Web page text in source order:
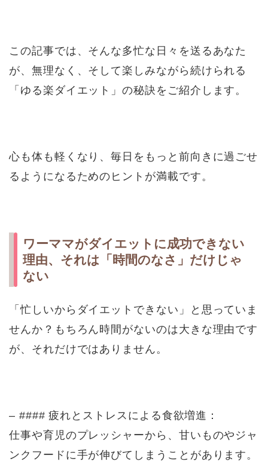
この記事では、そんな多忙な日々を送るあなた
が、無理なく、そして楽しみながら続けられる
「ゆる楽ダイエット」の秘訣をご紹介します。
心も体も軽くなり、毎日をもっと前向きに過ごせ
るようになるためのヒントが満載です。
ワーママがダイエットに成功できない
理由、それは「時間のなさ」だけじゃ
ない
「忙しいからダイエットできない」と思っていま
せんか？もちろん時間がないのは大きな理由です
が、それだけではありません。
– #### 疲れとストレスによる食欲増進：
仕事や育児のプレッシャーから、甘いものやジャ
ンクフードに手が伸びてしまうことがあります。